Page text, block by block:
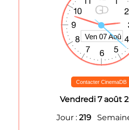
Contacter CinemaDB
Vendredi 7 août
Jour : 219